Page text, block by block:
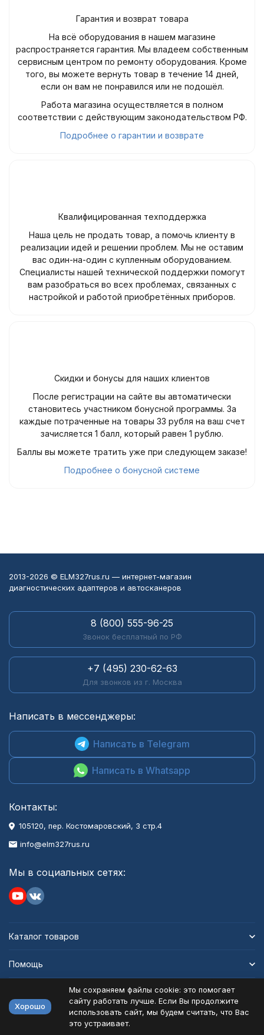
Гарантия и возврат товара
На всё оборудования в нашем магазине
распространяется гарантия. Мы владеем собственным
сервисным центром по ремонту оборудования. Кроме
того, вы можете вернуть товар в течение 14 дней,
если он вам не понравился или не подошёл.
Работа магазина осуществляется в полном
соответствии с действующим законодательством РФ.
Подробнее о гарантии и возврате
Квалифицированная техподдержка
Наша цель не продать товар, а помочь клиенту в
реализации идей и решении проблем. Мы не оставим
вас один-на-один с купленным оборудованием.
Специалисты нашей технической поддержки помогут
вам разобраться во всех проблемах, связанных с
настройкой и работой приобретённых приборов.
Скидки и бонусы для наших клиентов
После регистрации на сайте вы автоматически
становитесь участником бонусной программы. За
каждые потраченные на товары 33 рубля на ваш счет
зачисляется 1 балл, который равен 1 рублю.
Баллы вы можете тратить уже при следующем заказе!
Подробнее о бонусной системе
2013-2026 © ELM327rus.ru — интернет-магазин
диагностических адаптеров и автосканеров
8 (800) 555-96-25
Звонок бесплатный по РФ
+7 (495) 230-62-63
Для звонков из г. Москва
Написать в мессенджеры:
Написать в Telegram
Написать в Whatsapp
Контакты:
105120, пер. Костомаровский, 3 стр.4
info@elm327rus.ru
Мы в социальных сетях:
Каталог товаров
Помощь
Политика персональных данных
Хорошо
Мы сохраняем файлы cookie: это помогает
сайту работать лучше. Если Вы продолжите
использовать сайт, мы будем считать, что Вас
это устраивает.